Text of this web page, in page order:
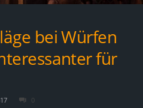
bei Würfen
für
0